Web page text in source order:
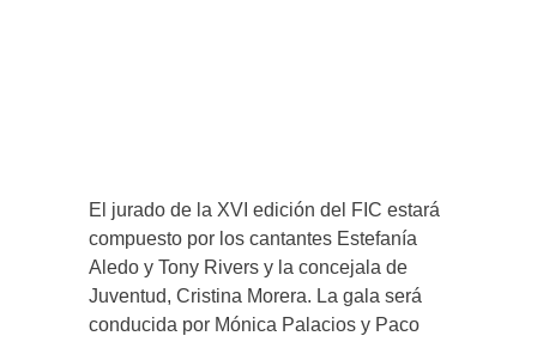
El jurado de la XVI edición del FIC estará
compuesto por los cantantes Estefanía
Aledo y Tony Rivers y la concejala de
Juventud, Cristina Morera. La gala será
conducida por Mónica Palacios y Paco